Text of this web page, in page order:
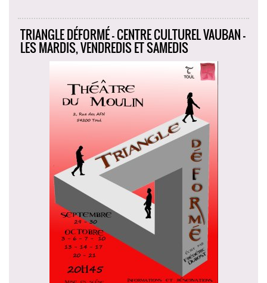
TRIANGLE DÉFORMÉ - CENTRE CULTUREL VAUBAN -
LES MARDIS, VENDREDIS ET SAMEDIS